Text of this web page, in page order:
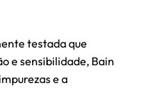
testada que
e sensibilidade, Bain
e a